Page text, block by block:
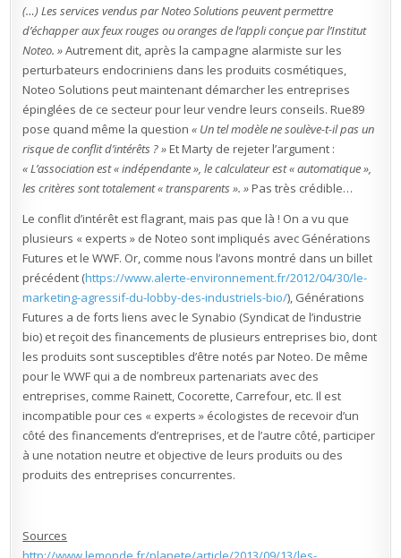
(…) Les services vendus par Noteo Solutions peuvent permettre
d’échapper aux feux rouges ou oranges de l’appli conçue par l’Institut
Noteo. »Autrement dit, après la campagne alarmiste sur les
perturbateurs endocriniens dans les produits cosmétiques,
Noteo Solutions peut maintenant démarcher les entreprises
épinglées de ce secteur pour leur vendre leurs conseils. Rue89
pose quand même la question« Un tel modèle ne soulève-t-il pas un
risque de conflit d’intérêts ? »Et Marty de rejeter l’argument :
« L’association est « indépendante », le calculateur est « automatique »,
les critères sont totalement « transparents ». »Pas très crédible…
Le conflit d’intérêt est flagrant, mais pas que là ! On a vu que
plusieurs « experts » de Noteo sont impliqués avec Générations
Futures et le WWF. Or, comme nous l’avons montré dans un billet
précédent (https://www.alerte-environnement.fr/2012/04/30/le-
marketing-agressif-du-lobby-des-industriels-bio/), Générations
Futures a de forts liens avec le Synabio (Syndicat de l’industrie
bio) et reçoit des financements de plusieurs entreprises bio, dont
les produits sont susceptibles d’être notés par Noteo. De même
pour le WWF qui a de nombreux partenariats avec des
entreprises, comme Rainett, Cocorette, Carrefour, etc. Il est
incompatible pour ces « experts » écologistes de recevoir d’un
côté des financements d’entreprises, et de l’autre côté, participer
à une notation neutre et objective de leurs produits ou des
produits des entreprises concurrentes.
Sources